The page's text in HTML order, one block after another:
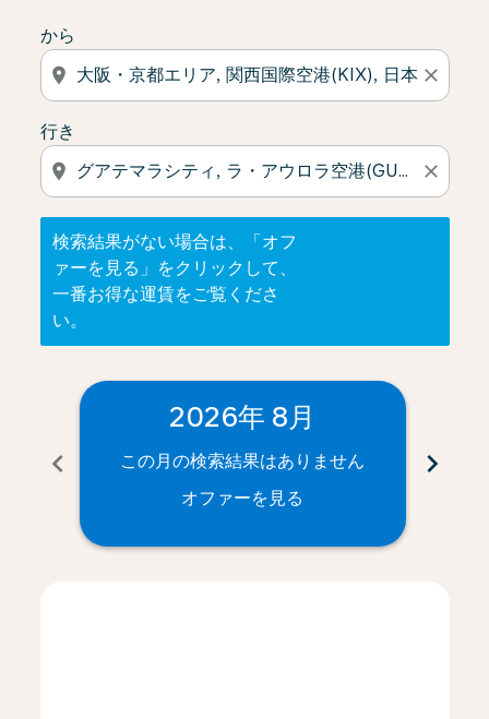
から
location_on close
行き
location_on close
検索結果がない場合は、「オフ
ァーを見る」をクリックして、
一番お得な運賃をご覧くださ
い。
chevron_left
2026年 8月
この月の検索結果はありません
オファーを見る
chevron_right